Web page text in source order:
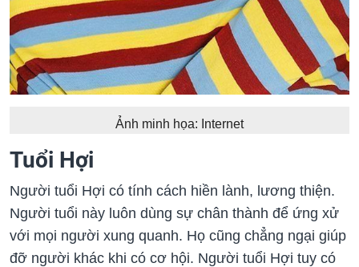
Ảnh minh họa: Internet
Tuổi Hợi
Người tuổi Hợi có tính cách hiền lành, lương thiện.
Người tuổi này luôn dùng sự chân thành để ứng xử
với mọi người xung quanh. Họ cũng chẳng ngại giúp
đỡ người khác khi có cơ hội. Người tuổi Hợi tuy có